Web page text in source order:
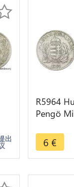
出
R5964
Pengö
Silver ->
6 €